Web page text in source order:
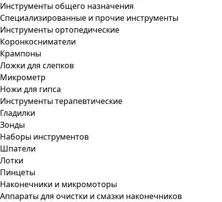
Инструменты общего назначения
Специализированные и прочие инструменты
Инструменты ортопедические
Коронкосниматели
Крампоны
Ложки для слепков
Микрометр
Ножи для гипса
Инструменты терапевтические
Гладилки
Зонды
Наборы инструментов
Шпатели
Лотки
Пинцеты
Наконечники и микромоторы
Аппараты для очистки и смазки наконечников